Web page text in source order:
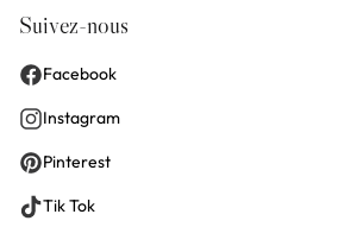
Suivez-nous
Facebook
Instagram
Pinterest
Tik Tok